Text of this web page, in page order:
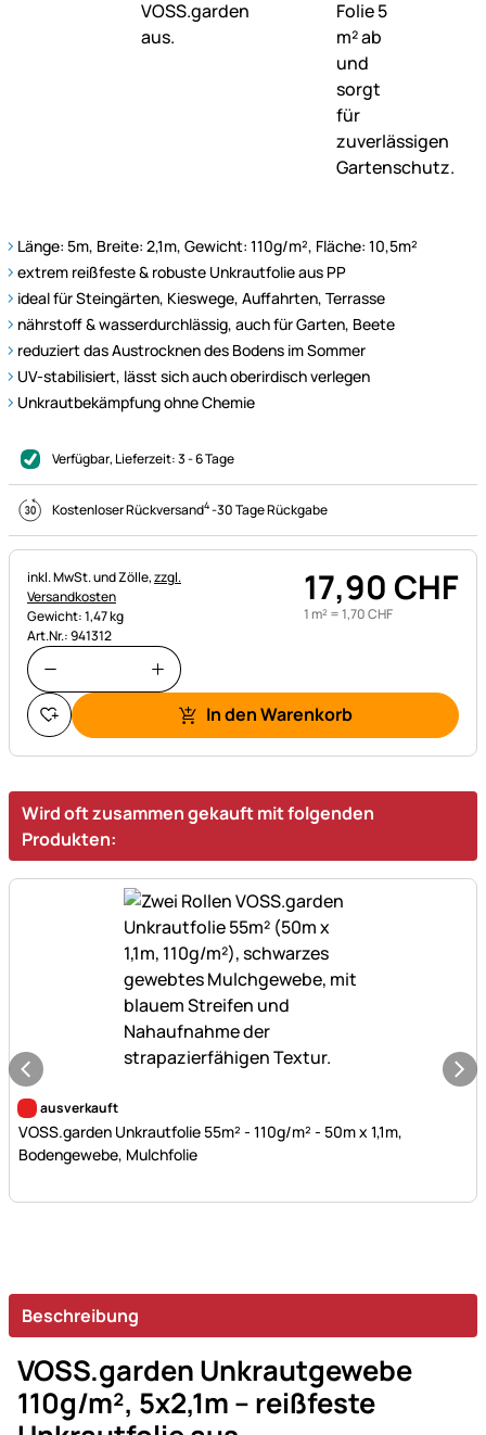
Länge: 5m, Breite: 2,1m, Gewicht: 110g/m², Fläche: 10,5m²
extrem reißfeste & robuste Unkrautfolie aus PP
ideal für Steingärten, Kieswege, Auffahrten, Terrasse
nährstoff & wasserdurchlässig, auch für Garten, Beete
reduziert das Austrocknen des Bodens im Sommer
UV-stabilisiert, lässt sich auch oberirdisch verlegen
Unkrautbekämpfung ohne Chemie
Verfügbar, Lieferzeit:3 - 6 Tage
Kostenloser Rückversand4-30 Tage Rückgabe
Steuerhinweis:
inkl. MwSt. und Zölle,zzgl.
Versandkosten
Gewicht: 1,47 kg
Art.Nr.: 941312
17,90 CHF
1 m² =1,70CHF
In den Warenkorb
Wird oft zusammen gekauft mit folgenden
Produkten:
Noch keine Bewertungen abgegeben
ausverkauft
VOSS.garden Unkrautfolie 55m² - 110g/m² - 50m x 1,1m,
Bodengewebe, Mulchfolie
Beschreibung
VOSS.garden Unkrautgewebe
110g/m², 5x2,1m – reißfeste